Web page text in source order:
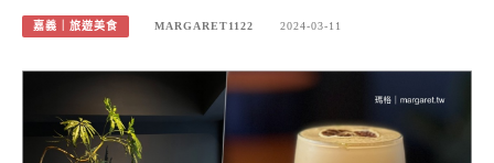
嘉義｜旅遊美食 MARGARET1122 2024-03-11